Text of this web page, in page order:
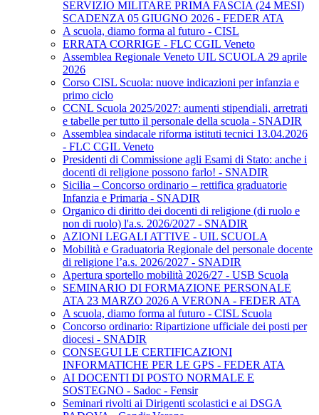
SERVIZIO MILITARE PRIMA FASCIA (24 MESI)
SCADENZA 05 GIUGNO 2026 - FEDER ATA
A scuola, diamo forma al futuro - CISL
ERRATA CORRIGE - FLC CGIL Veneto
Assemblea Regionale Veneto UIL SCUOLA 29 aprile
2026
Corso CISL Scuola: nuove indicazioni per infanzia e
primo ciclo
CCNL Scuola 2025/2027: aumenti stipendiali, arretrati
e tabelle per tutto il personale della scuola - SNADIR
Assemblea sindacale riforma istituti tecnici 13.04.2026
- FLC CGIL Veneto
Presidenti di Commissione agli Esami di Stato: anche i
docenti di religione possono farlo! - SNADIR
Sicilia – Concorso ordinario – rettifica graduatorie
Infanzia e Primaria - SNADIR
Organico di diritto dei docenti di religione (di ruolo e
non di ruolo) l'a.s. 2026/2027 - SNADIR
AZIONI LEGALI ATTIVE - UIL SCUOLA
Mobilità e Graduatoria Regionale del personale docente
di religione l’a.s. 2026/2027 - SNADIR
Apertura sportello mobilità 2026/27 - USB Scuola
SEMINARIO DI FORMAZIONE PERSONALE
ATA 23 MARZO 2026 A VERONA - FEDER ATA
A scuola, diamo forma al futuro - CISL Scuola
Concorso ordinario: Ripartizione ufficiale dei posti per
diocesi - SNADIR
CONSEGUI LE CERTIFICAZIONI
INFORMATICHE PER LE GPS - FEDER ATA
AI DOCENTI DI POSTO NORMALE E
SOSTEGNO - Sadoc - Fensir
Seminari rivolti ai Dirigenti scolastici e ai DSGA